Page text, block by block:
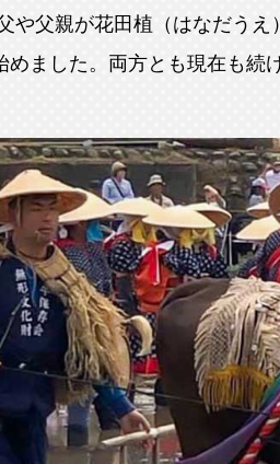
や父親が花田植（はなだう
めました。両方とも現在も続